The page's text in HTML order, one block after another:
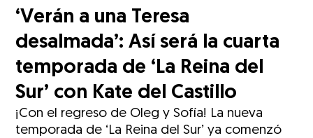
‘Verán a una Teresa
desalmada’: Así será la cuarta
temporada de ‘La Reina del
Sur’ con Kate del Castillo
¡Con el regreso de Oleg y Sofía! La nueva
temporada de ‘La Reina del Sur’ ya comenzó